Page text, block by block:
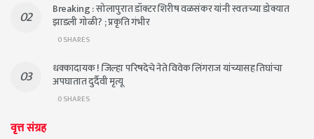
Breaking : सोलापुरात डॉक्टर शिरीष वळसंकर यांनी स्वतःच्या डोक्यात
झाडली गोळी? ; प्रकृति गंभीर
0 SHARES
धक्कादायक ! जिल्हा परिषदेचे नेते विवेक लिंगराज यांच्यासह तिघांचा
अपघातात दुर्दैवी मृत्यू
0 SHARES
वृत्त संग्रह